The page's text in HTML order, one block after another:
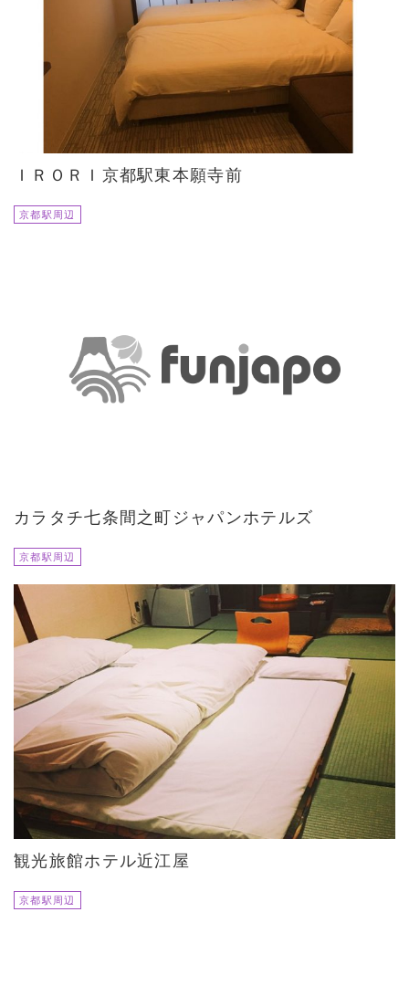
ＩＲＯＲＩ京都駅東本願寺前
京都駅周辺
カラタチ七条間之町ジャパンホテルズ
京都駅周辺
観光旅館ホテル近江屋
京都駅周辺